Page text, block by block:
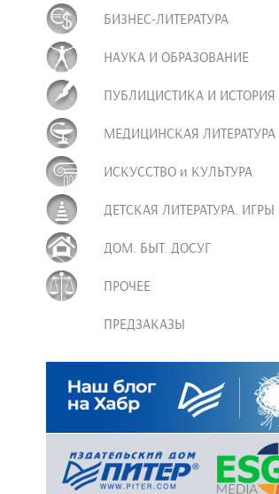
БИЗНЕС-ЛИТЕРАТУРА
НАУКА И ОБРАЗОВАНИЕ
ПУБЛИЦИСТИКА И ИСТОРИЯ
МЕДИЦИНСКАЯ ЛИТЕРАТУРА
ИСКУССТВО и КУЛЬТУРА
ДЕТСКАЯ ЛИТЕРАТУРА. ИГРЫ
ДОМ. БЫТ. ДОСУГ
ПРОЧЕЕ
ПРЕДЗАКАЗЫ